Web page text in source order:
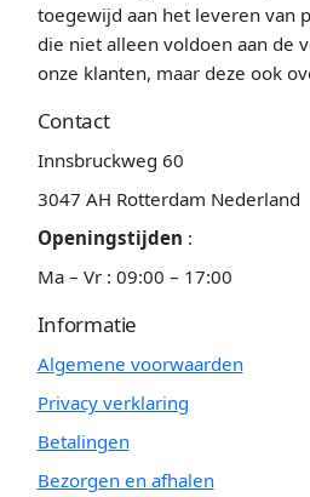
toegewijd aan het leveren van
die niet alleen voldoen aan de
onze klanten, maar deze ook
Contact
Innsbruckweg 60
3047 AH Rotterdam Nederland
Openingstijden :
Ma – Vr : 09:00 – 17:00
Informatie
Algemene voorwaarden
Privacy verklaring
Betalingen
Bezorgen en afhalen